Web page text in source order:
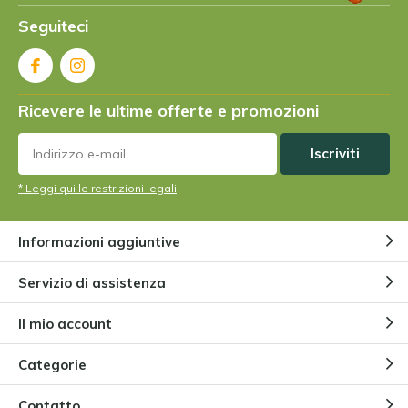
DaJos- 31-08-2022 10:59
Super impianto. Sembra bello e impressionante. Di
solito lo si vede solo al momento della scoperta. E fa
il suo lavoro. Sono molto soddisfatto. Per questo
motivo ne ho ordinati altri.
DaGwen- 29-08-2022 12:11
mindre än jag hade förväntat mig, men jag är nöjd
DaCarl- 11-08-2022 09:28
Everything ok with this plant so far. I wished it to be a
Seguiteci
Ricevere le ultime offerte e promozioni
Iscriviti
* Leggi qui le restrizioni legali
Informazioni aggiuntive
Servizio di assistenza
Il mio account
Categorie